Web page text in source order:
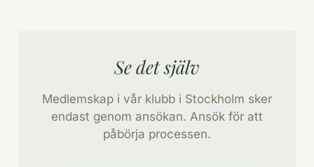
Se det själv
Medlemskap i vår klubb i Stockholm sker
endast genom ansökan. Ansök för att
påbörja processen.